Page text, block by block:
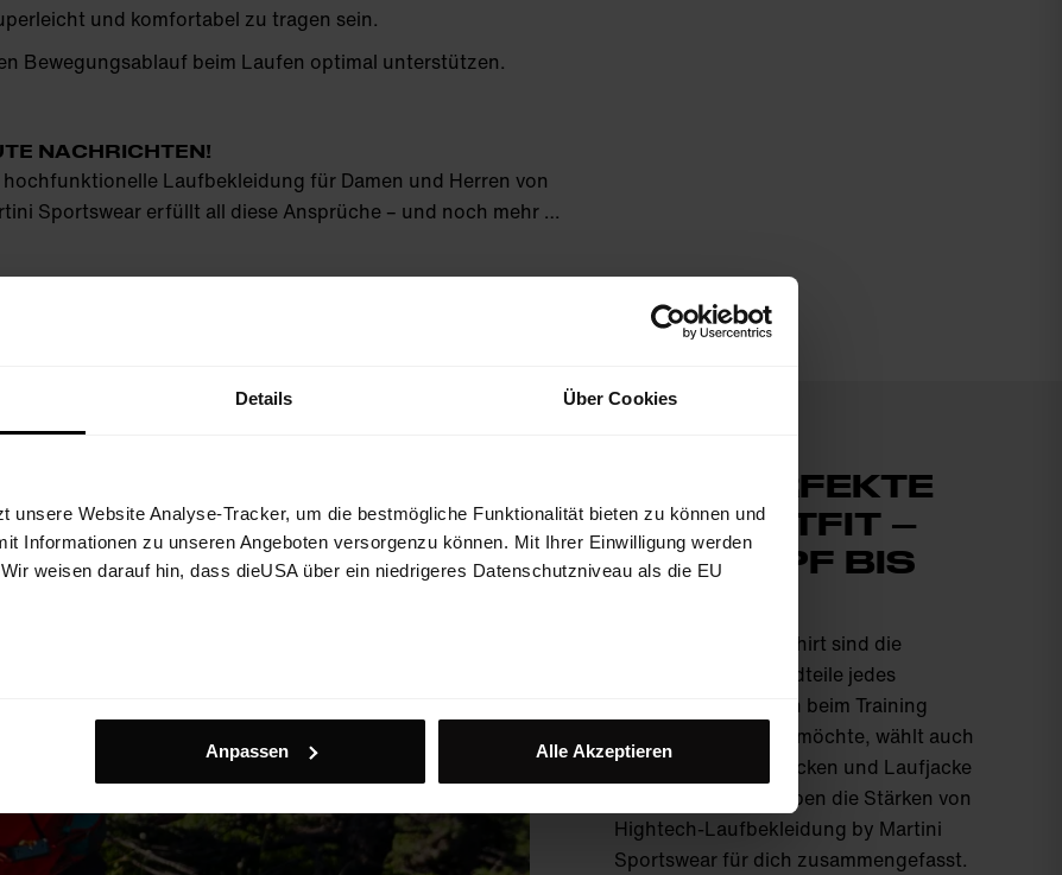
Details Über Cookies
unsere Website Analyse-Tracker, um die bestmögliche Funktionalität bieten zu können und
Informationen zu unseren Angeboten versorgenzu können. Mit Ihrer Einwilligung werden
weisen darauf hin, dass dieUSA über ein niedrigeres Datenschutzniveau als die EU
Anpassen Alle Akzeptieren
und komfortabel zu tragen sein.
Bewegungsablauf beim Laufen optimal unterstützen.
NACHRICHTEN!
hochfunktionelle Laufbekleidung für Damen und Herren von
Sportswear erfüllt all diese Ansprüche – und noch mehr …
DAS PERFEKTE
LAUFOUTFIT –
VON KOPF BIS
Laufhose und Laufshirt sind die
essenziellen Bestandteile jedes
Laufoutfits. Wer sich beim Training
rundum wohlfühlen möchte, wählt auch
Kopfbedeckung, Socken und Laufjacke
mit Bedacht. Wir haben die Stärken von
Hightech-Laufbekleidung by Martini
Sportswear für dich zusammengefasst.